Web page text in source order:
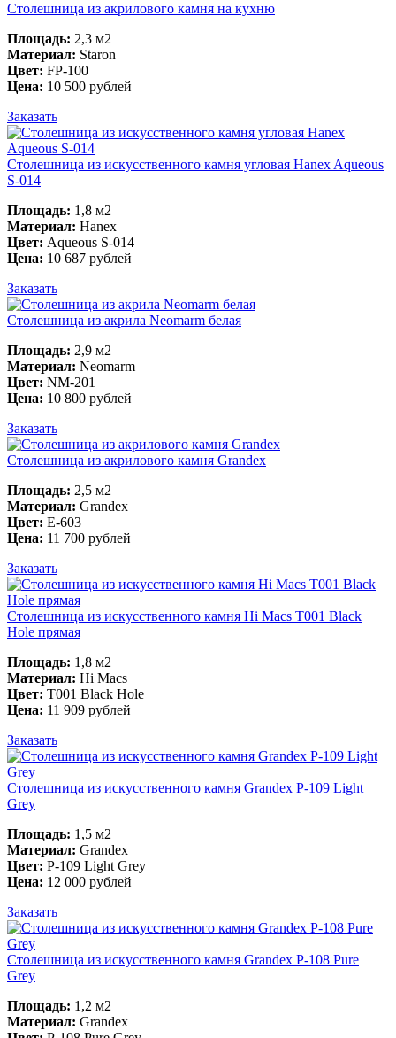
Столешница из акрилового камня на кухню
Площадь: 2,3 м2
Материал: Staron
Цвет: FP-100
Цена: 10 500 рублей
Заказать
Столешница из искусственного камня угловая Hanex Aqueous
S-014
Площадь: 1,8 м2
Материал: Hanex
Цвет: Aqueous S-014
Цена: 10 687 рублей
Заказать
Столешница из акрила Neomarm белая
Площадь: 2,9 м2
Материал: Neomarm
Цвет: NM-201
Цена: 10 800 рублей
Заказать
Столешница из акрилового камня Grandex
Площадь: 2,5 м2
Материал: Grandex
Цвет: E-603
Цена: 11 700 рублей
Заказать
Столешница из искусственного камня Hi Macs T001 Black
Hole прямая
Площадь: 1,8 м2
Материал: Hi Macs
Цвет: T001 Black Hole
Цена: 11 909 рублей
Заказать
Столешница из искусственного камня Grandex P-109 Light
Grey
Площадь: 1,5 м2
Материал: Grandex
Цвет: P-109 Light Grey
Цена: 12 000 рублей
Заказать
Столешница из искусственного камня Grandex P-108 Pure
Grey
Площадь: 1,2 м2
Материал: Grandex